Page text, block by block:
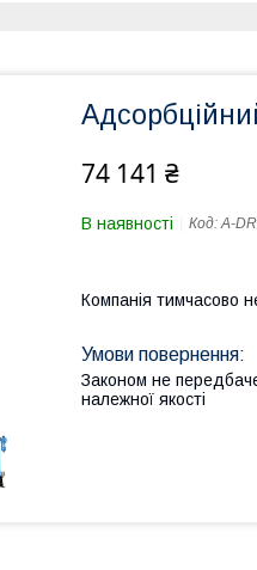
74 141 ₴
В наявності Код:A-
Компанія тимчасово
Законом не
належної якості